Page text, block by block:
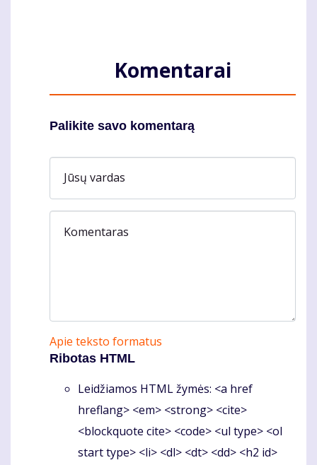
Komentarai
Palikite savo komentarą
Jūsų vardas
Komentaras
Apie teksto formatus
Ribotas HTML
Leidžiamos HTML žymės: <a href
hreflang> <em> <strong> <cite>
<blockquote cite> <code> <ul type> <ol
start type> <li> <dl> <dt> <dd> <h2 id>